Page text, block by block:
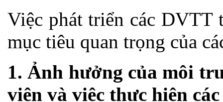
Việc phát triển các
mục tiêu quan trọng của
1. Ảnh hưởng của môi
viện và việc thực hiện